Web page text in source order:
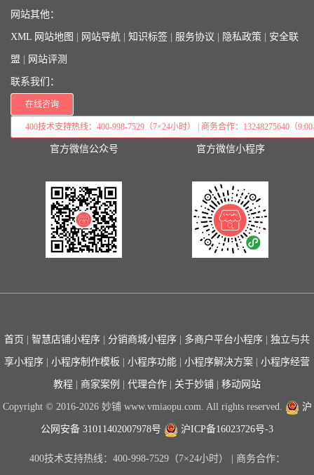
网站其他：
XML 网站地图 网站导航 知识标签 服务协议 隐私政策 安全联
盟 网站评测
联系我们：
在线咨询
400技术支持热线：400-998-7529（7×24小时） | 商务合作：13248275640（
官方微信公众号 官方微信小程序
首页 智慧店铺小程序 分销商城小程序 多商户平台小程序 独立与共
享小程序 小程序制作模板 小程序功能 小程序解决方案 小程序经营
教程 商家案例 代理合作 关于妙铺 移动网站
Copyright © 2016-2026 妙铺 www.vmiaopu.com. All rights reserved. 沪
公网安备 31011402007978号 沪ICP备16023726号-3
400技术支持热线：400-998-7529（7×24小时） | 商务合作：